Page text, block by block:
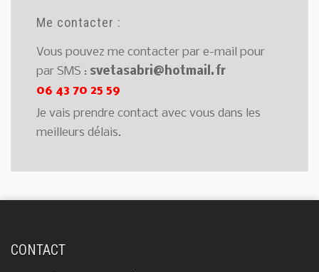
Me contacter :
Vous pouvez me contacter par e-mail pour
par SMS : svetasabri@hotmail.fr
06 43 70 25 59
Je vais prendre contact avec vous dans les
meilleurs délais.
CONTACT